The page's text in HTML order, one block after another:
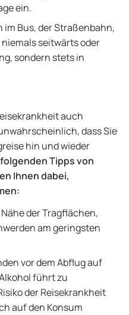
ein.
im Bus, der Straßenbahn,
seitwärts oder
sondern stets in
auch
dass Sie
hin und wieder
Tipps von
Ihnen dabei,
der Tragflächen,
am geringsten
vor dem Abflug auf
führt zu
der Reisekrankheit
auf den Konsum